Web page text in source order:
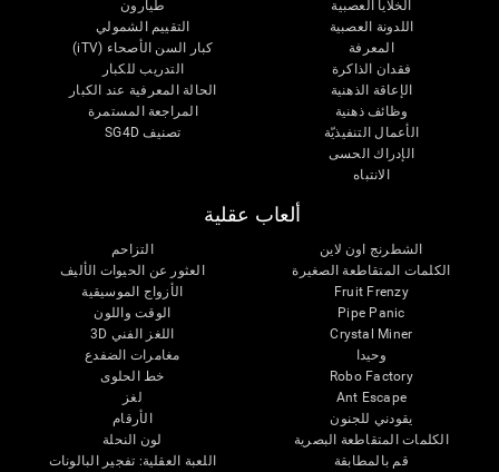
الخلايا العصبية
اللدونة العصبية
المعرفة
فقدان الذاكرة
الإعاقة الذهنية
وظائف ذهنية
الأعمال التنفيذيّة
الإدراك الحسى
الانتباه
طيارون
التقييم الشمولي
كبار السن الأصحاء (iTV)
التدريب للكبار
الحالة المعرفية عند الكبار
المراجعة المستمرة
تصنيف SG4D
ألعاب عقلية
الشطرنج اون لاين
الكلمات المتقاطعة الصغيرة
Fruit Frenzy
Pipe Panic
Crystal Miner
وحيدا
Robo Factory
Ant Escape
يقودني للجنون
الكلمات المتقاطعة البصرية
قم بالمطابقة
التزاحم
العثور عن الحيوات الأليف
الأزواج الموسيقية
الوقت واللون
اللغز الفني 3D
مغامرات الضفدع
خط الحلوى
لغز
الأرقام
لون النحلة
اللعبة العقلية: تفجير البالونات